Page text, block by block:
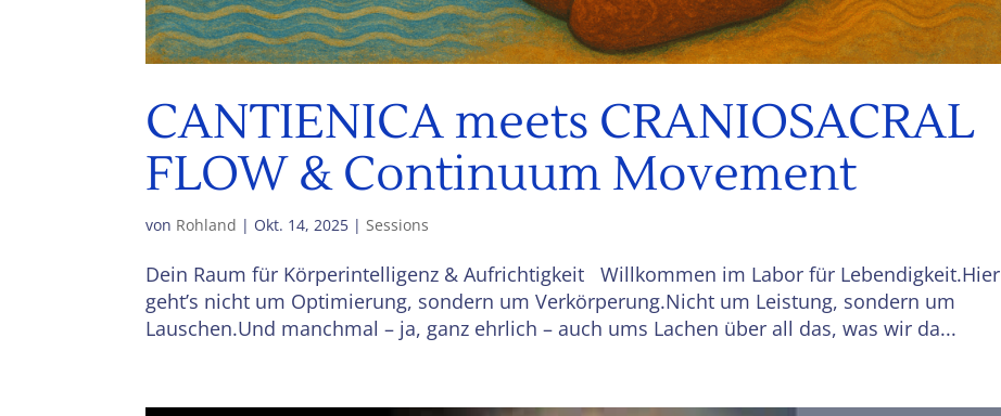
CANTIENICA meets CRANIOSACRAL
FLOW & Continuum Movement
von Rohland | Okt. 14, 2025 | Sessions
Dein Raum für Körperintelligenz & Aufrichtigkeit Willkommen im Labor für Lebendigkeit.Hier
geht’s nicht um Optimierung, sondern um Verkörperung.Nicht um Leistung, sondern um
Lauschen.Und manchmal – ja, ganz ehrlich – auch ums Lachen über all das, was wir da...